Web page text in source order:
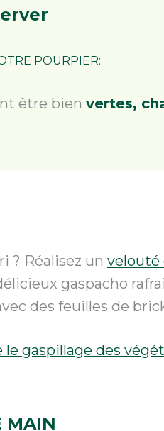
POURPIER:
être bien vertes,
? Réalisez un velouté
gaspacho
des feuilles de
gaspillage des
MAIN